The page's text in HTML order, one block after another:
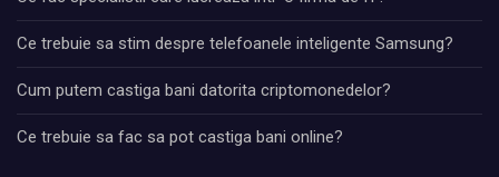
Ce trebuie sa stim despre telefoanele inteligente Samsung?
Cum putem castiga bani datorita criptomonedelor?
Ce trebuie sa fac sa pot castiga bani online?